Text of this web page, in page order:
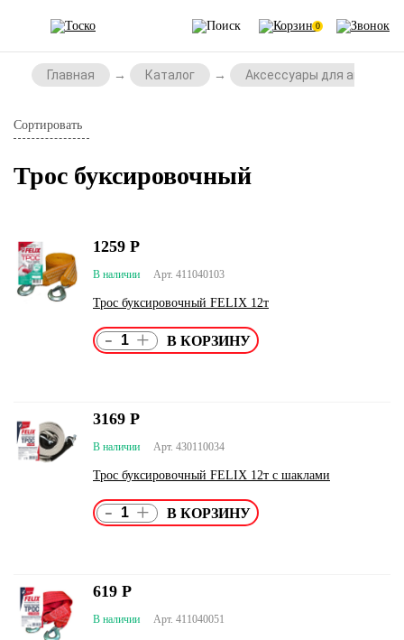
0
Главная Каталог Аксессуары для
Сортировать
Трос буксировочный
Арт. 411040103
В наличии
Трос буксировочный FELIX 12т
1259 Р
- +
Арт. 430110034
В наличии
Трос буксировочный FELIX 12т с шаклами
3169 Р
- +
Арт. 411040051
В наличии
619 Р